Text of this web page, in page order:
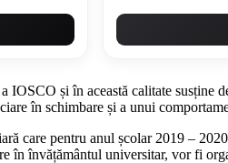
IOSCO și în această calitate
în schimbare și a unui
care pentru anul școlar 2019 –
în învățământul universitar, vor fi